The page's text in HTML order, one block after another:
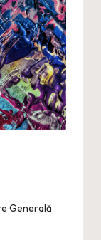
Generală